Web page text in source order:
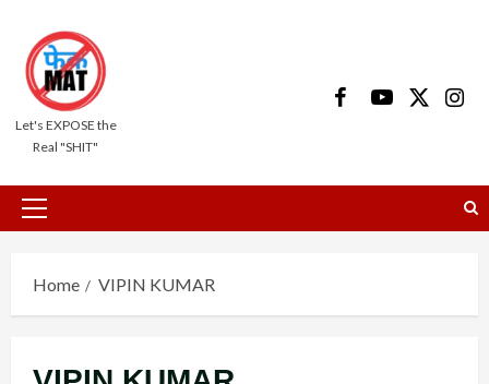
content
Let's EXPOSE the
Real "SHIT"
FacebookYoutube
X
Primary
Home VIPIN KUMAR